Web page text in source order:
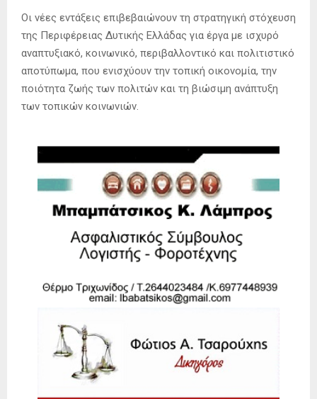
Οι νέες εντάξεις επιβεβαιώνουν τη στρατηγική στόχευση
της Περιφέρειας Δυτικής Ελλάδας για έργα με ισχυρό
αναπτυξιακό, κοινωνικό, περιβαλλοντικό και πολιτιστικό
αποτύπωμα, που ενισχύουν την τοπική οικονομία, την
ποιότητα ζωής των πολιτών και τη βιώσιμη ανάπτυξη
των τοπικών κοινωνιών.